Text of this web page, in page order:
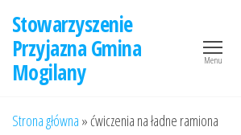
treści
Stowarzyszenie
Przyjazna Gmina
Mogilany
Menu
Strona główna »ćwiczenia na ładne ramiona